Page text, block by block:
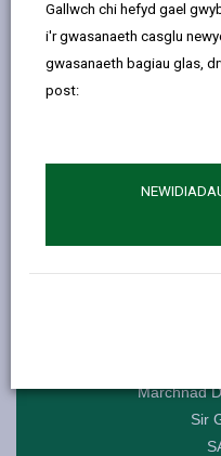
Gallwch chi hefyd gael
i'r gwasanaeth casglu
gwasanaeth bagiau glas,
post:
diddorol o nwyddau. Ar
Marchnad y Ffermwyr yn
Mae'r bwrlwm a'r cellwair
Dydd Llun -
Marchnad
Sir